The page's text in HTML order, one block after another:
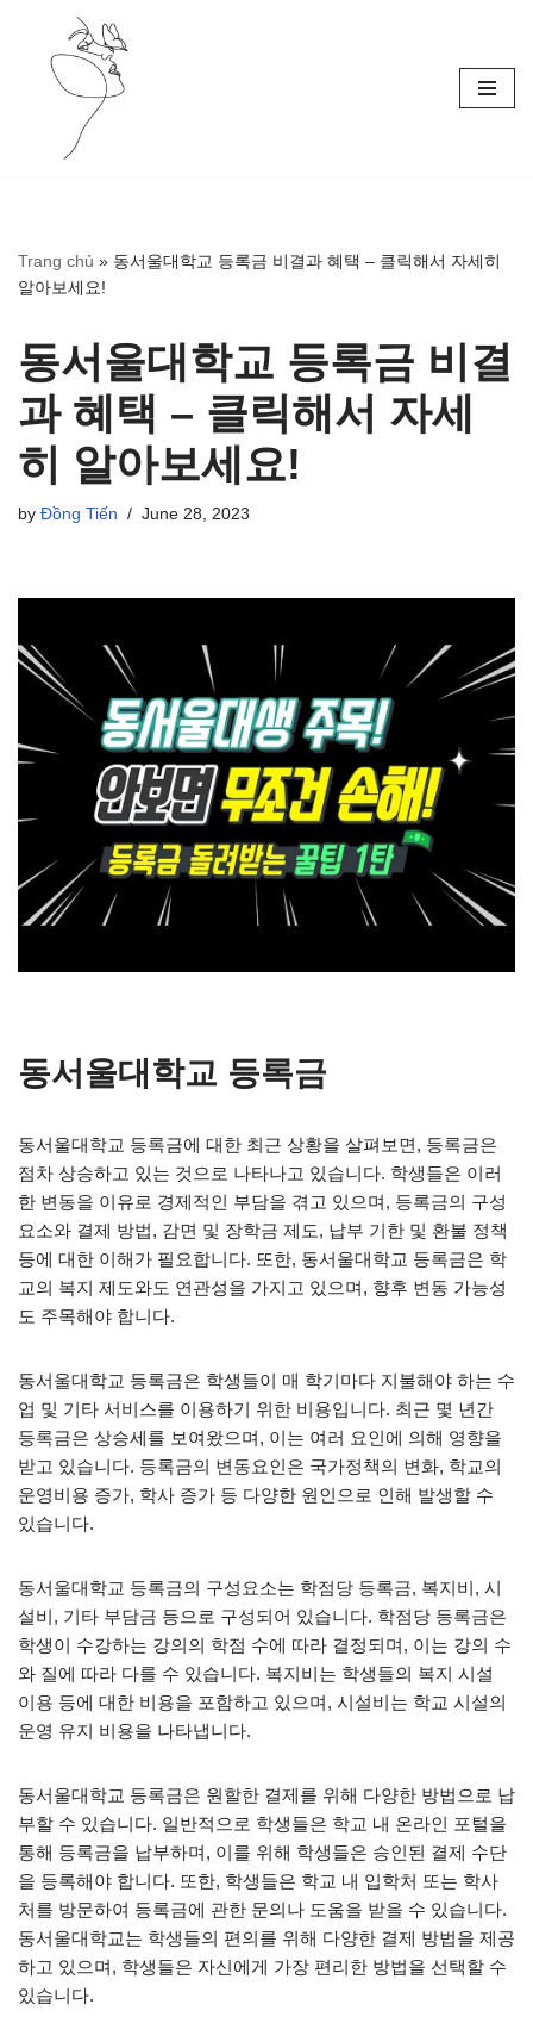
Skip
Trang chủ » 동서울대학교 등록금 비결과 혜택 – 클릭해서 자세히
알아보세요!
동서울대학교 등록금 비결
과 혜택 – 클릭해서 자세
히 알아보세요!
by Đồng Tiến June 28, 2023
동서울대학교 등록금
동서울대학교 등록금에 대한 최근 상황을 살펴보면, 등록금은
점차 상승하고 있는 것으로 나타나고 있습니다. 학생들은 이러
한 변동을 이유로 경제적인 부담을 겪고 있으며, 등록금의 구성
요소와 결제 방법, 감면 및 장학금 제도, 납부 기한 및 환불 정책
등에 대한 이해가 필요합니다. 또한, 동서울대학교 등록금은 학
교의 복지 제도와도 연관성을 가지고 있으며, 향후 변동 가능성
도 주목해야 합니다.
동서울대학교 등록금은 학생들이 매 학기마다 지불해야 하는 수
업 및 기타 서비스를 이용하기 위한 비용입니다. 최근 몇 년간
등록금은 상승세를 보여왔으며, 이는 여러 요인에 의해 영향을
받고 있습니다. 등록금의 변동요인은 국가정책의 변화, 학교의
운영비용 증가, 학사 증가 등 다양한 원인으로 인해 발생할 수
있습니다.
동서울대학교 등록금의 구성요소는 학점당 등록금, 복지비, 시
설비, 기타 부담금 등으로 구성되어 있습니다. 학점당 등록금은
학생이 수강하는 강의의 학점 수에 따라 결정되며, 이는 강의 수
와 질에 따라 다를 수 있습니다. 복지비는 학생들의 복지 시설
이용 등에 대한 비용을 포함하고 있으며, 시설비는 학교 시설의
운영 유지 비용을 나타냅니다.
동서울대학교 등록금은 원할한 결제를 위해 다양한 방법으로 납
부할 수 있습니다. 일반적으로 학생들은 학교 내 온라인 포털을
통해 등록금을 납부하며, 이를 위해 학생들은 승인된 결제 수단
을 등록해야 합니다. 또한, 학생들은 학교 내 입학처 또는 학사
처를 방문하여 등록금에 관한 문의나 도움을 받을 수 있습니다.
동서울대학교는 학생들의 편의를 위해 다양한 결제 방법을 제공
하고 있으며, 학생들은 자신에게 가장 편리한 방법을 선택할 수
있습니다.